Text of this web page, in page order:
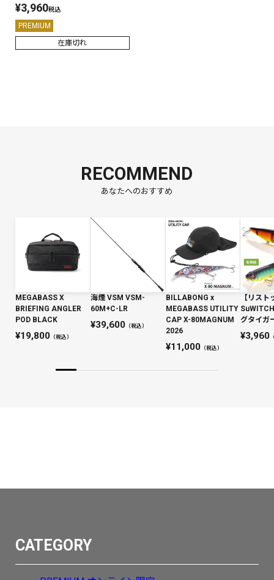
¥3,960税込
PREMIUM
在庫切れ
RECOMMEND
あなたへのおすすめ
MEGABASS X
BRIEFING ANGLER
POD BLACK
19,800 （税込）
海煙 VSM VSM-
60M+C-LR
39,600（税込）
BILLABONG x
MEGABASS UTILITY
CAP X-80MAGNUM
2026
11,000（税込）
【リスト
グタイガ
3,960
CATEGORY